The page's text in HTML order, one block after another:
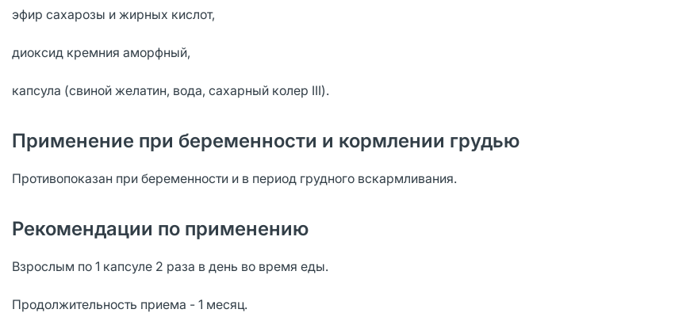
эфир сахарозы и жирных кислот,
диоксид кремния аморфный,
капсула (свиной желатин, вода, сахарный колер III).
Применение при беременности и кормлении грудью
Противопоказан при беременности и в период грудного вскармливания.
Рекомендации по применению
Взрослым по 1 капсуле 2 раза в день во время еды.
Продолжительность приема - 1 месяц.